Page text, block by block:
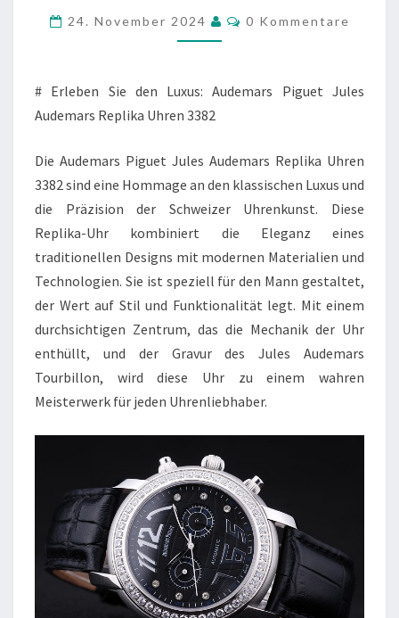
WATCHES
24. November 2024 Kommentare
0 Kommentare
# Erleben Sie den Luxus: Audemars Piguet Jules
Audemars Replika Uhren 3382
Die Audemars Piguet Jules Audemars Replika Uhren
3382 sind eine Hommage an den klassischen Luxus und
die Präzision der Schweizer Uhrenkunst. Diese
Replika-Uhr kombiniert die Eleganz eines
traditionellen Designs mit modernen Materialien und
Technologien. Sie ist speziell für den Mann gestaltet,
der Wert auf Stil und Funktionalität legt. Mit einem
durchsichtigen Zentrum, das die Mechanik der Uhr
enthüllt, und der Gravur des Jules Audemars
Tourbillon, wird diese Uhr zu einem wahren
Meisterwerk für jeden Uhrenliebhaber.